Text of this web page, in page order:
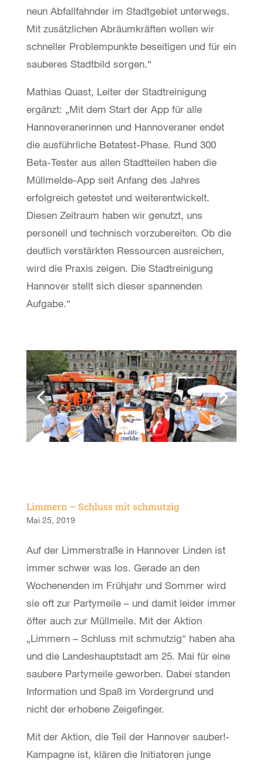
neun Abfallfahnder im Stadtgebiet unterwegs.
Mit zusätzlichen Abräumkräften wollen wir
schneller Problempunkte beseitigen und für ein
sauberes Stadtbild sorgen.“
Mathias Quast, Leiter der Stadtreinigung
ergänzt: „Mit dem Start der App für alle
Hannoveranerinnen und Hannoveraner endet
die ausführliche Betatest-Phase. Rund 300
Beta-Tester aus allen Stadtteilen haben die
Müllmelde-App seit Anfang des Jahres
erfolgreich getestet und weiterentwickelt.
Diesen Zeitraum haben wir genutzt, uns
personell und technisch vorzubereiten. Ob die
deutlich verstärkten Ressourcen ausreichen,
wird die Praxis zeigen. Die Stadtreinigung
Hannover stellt sich dieser spannenden
Aufgabe.“
Limmern – Schluss mit schmutzig
Mai 25, 2019
Auf der Limmerstraße in Hannover Linden ist
immer schwer was los. Gerade an den
Wochenenden im Frühjahr und Sommer wird
sie oft zur Partymeile – und damit leider immer
öfter auch zur Müllmeile. Mit der Aktion
„Limmern – Schluss mit schmutzig“ haben aha
und die Landeshauptstadt am 25. Mai für eine
saubere Partymeile geworben. Dabei standen
Information und Spaß im Vordergrund und
nicht der erhobene Zeigefinger.
Mit der Aktion, die Teil der Hannover sauber!-
Kampagne ist, klären die Initiatoren junge